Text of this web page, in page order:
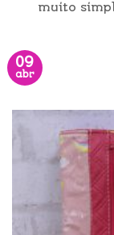
muito
09
abr